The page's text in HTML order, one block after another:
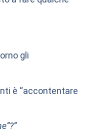
gli
è “accontentare